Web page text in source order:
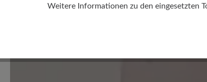
Weitere Informationen zu den eingesetzten